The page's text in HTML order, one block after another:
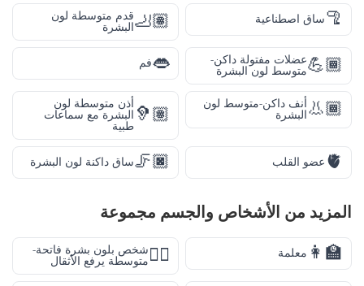
🦿ساق اصطناعية 🦶🏽قدم متوسطة لون
البشرة
💪🏾عضلات مفتولة داكن-
متوسط لون البشرة
👄فم
👃🏾أنف داكن-متوسط لون
البشرة
🦻🏽
أذن متوسطة لون
البشرة مع سماعات
طبية
🫀 عضو القلب 🦵🏿ساق داكنة لون البشرة
المزيد من الأشخاص والجسم مجموعة
👩‍🏫 معلمة 🏋🏼شخص بلون بشرة فاتحة-
متوسطة يرفع الأثقال